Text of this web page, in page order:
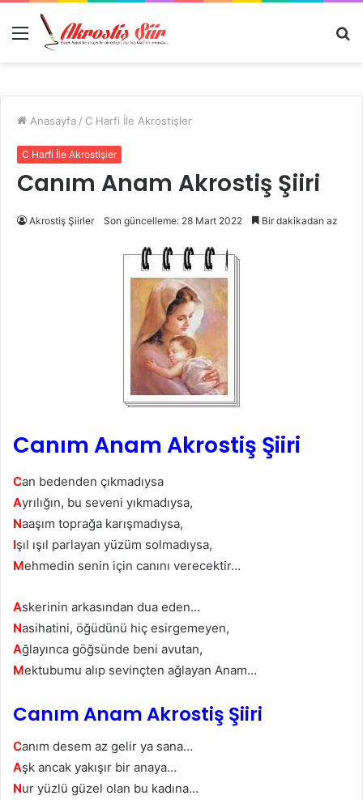
Menü
Anasayfa / C Harfi İle Akrostişler
C Harfi İle Akrostişler
Canım Anam Akrostiş Şiiri
Akrostiş Şiirler Son güncelleme: 28 Mart 2022 Bir dakikadan az
Canım Anam Akrostiş Şiiri
Can bedenden çıkmadıysa
Ayrılığın, bu seveni yıkmadıysa,
Naaşım toprağa karışmadıysa,
Işıl ışıl parlayan yüzüm solmadıysa,
Mehmedin senin için canını verecektir…
Askerinin arkasından dua eden…
Nasihatini, öğüdünü hiç esirgemeyen,
Ağlayınca göğsünde beni avutan,
Mektubumu alıp sevinçten ağlayan Anam…
Canım Anam Akrostiş Şiiri
Canım desem az gelir ya sana…
Aşk ancak yakışır bir anaya…
Nur yüzlü güzel olan bu kadına…